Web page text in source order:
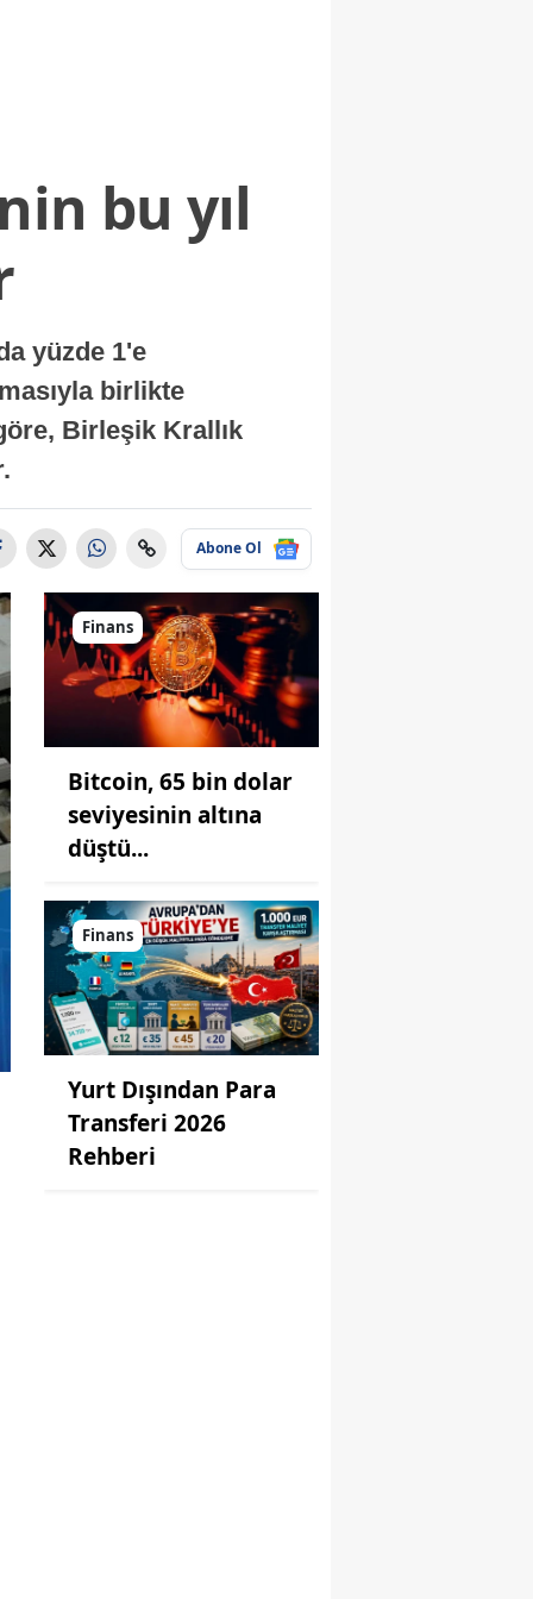
bu yıl
yüzde 1'e
birlikte
Birleşik Krallık
Abone Ol
Finans
Bitcoin, 65 bin dolar
seviyesinin altına
düştü...
Finans
Yurt Dışından Para
Transferi 2026
Rehberi